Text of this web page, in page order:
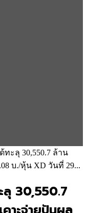
ทะลุ 30,550.7 ล้าน
บ./หุ้น XD วันที่ 29...
ลุ 30,550.7